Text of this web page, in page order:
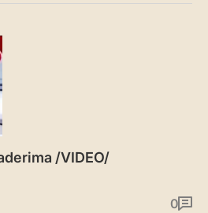
/VIDEO/
0